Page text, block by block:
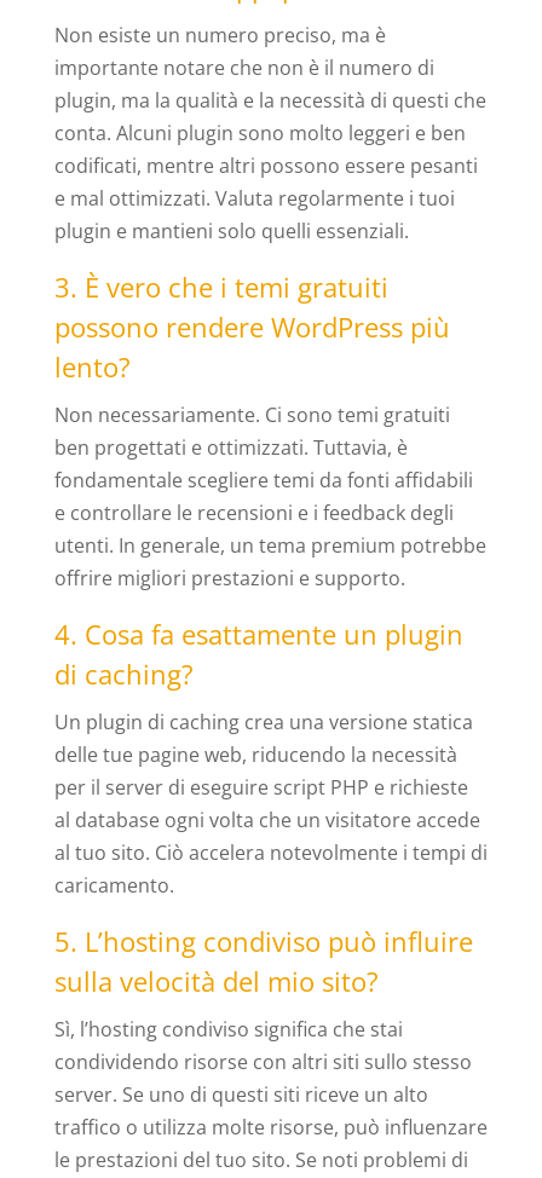
Non esiste un numero preciso, ma è
importante notare che non è il numero di
plugin, ma la qualità e la necessità di questi che
conta. Alcuni plugin sono molto leggeri e ben
codificati, mentre altri possono essere pesanti
e mal ottimizzati. Valuta regolarmente i tuoi
plugin e mantieni solo quelli essenziali.
3. È vero che i temi gratuiti
possono rendere WordPress più
lento?
Non necessariamente. Ci sono temi gratuiti
ben progettati e ottimizzati. Tuttavia, è
fondamentale scegliere temi da fonti affidabili
e controllare le recensioni e i feedback degli
utenti. In generale, un tema premium potrebbe
offrire migliori prestazioni e supporto.
4. Cosa fa esattamente un plugin
di caching?
Un plugin di caching crea una versione statica
delle tue pagine web, riducendo la necessità
per il server di eseguire script PHP e richieste
al database ogni volta che un visitatore accede
al tuo sito. Ciò accelera notevolmente i tempi di
caricamento.
5. L’hosting condiviso può influire
sulla velocità del mio sito?
Sì, l’hosting condiviso significa che stai
condividendo risorse con altri siti sullo stesso
server. Se uno di questi siti riceve un alto
traffico o utilizza molte risorse, può influenzare
le prestazioni del tuo sito. Se noti problemi di